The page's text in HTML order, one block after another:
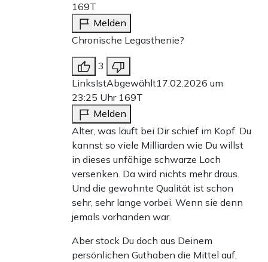
169T
Melden
Chronische Legasthenie?
3
LinksIstAbgewählt17.02.2026 um
23:25 Uhr 169T
Melden
Alter, was läuft bei Dir schief im Kopf. Du
kannst so viele Milliarden wie Du willst
in dieses unfähige schwarze Loch
versenken. Da wird nichts mehr draus.
Und die gewohnte Qualität ist schon
sehr, sehr lange vorbei. Wenn sie denn
jemals vorhanden war.
Aber stock Du doch aus Deinem
persönlichen Guthaben die Mittel auf,